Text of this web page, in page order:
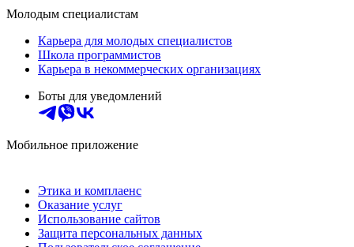
Молодым специалистам
Карьера для молодых специалистов
Школа программистов
Карьера в некоммерческих организациях
Боты для уведомлений
Мобильное приложение
Этика и комплаенс
Оказание услуг
Использование сайтов
Защита персональных данных